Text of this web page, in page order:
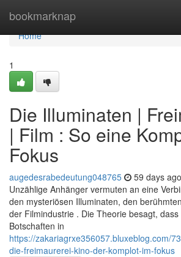
bookmarknap
Home
Home
1
Die Illuminaten |
| Film : So eine
Fokus
augedesrabedeutung048765 59 days ago
Unzählige Anhänger vermuten an eine
den mysteriösen Illuminaten, den
der Filmindustrie . Die Theorie besagt,
Botschaften in
https://zakariagrxe356057.bluxeblog.com/
die-freimaurerei-kino-der-komplot-im-fokus